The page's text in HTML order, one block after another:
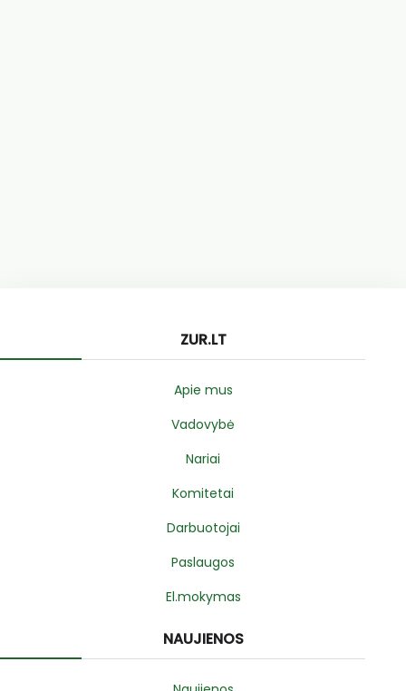
ZUR.LT
Apie mus
Vadovybė
Nariai
Komitetai
Darbuotojai
Paslaugos
El.mokymas
NAUJIENOS